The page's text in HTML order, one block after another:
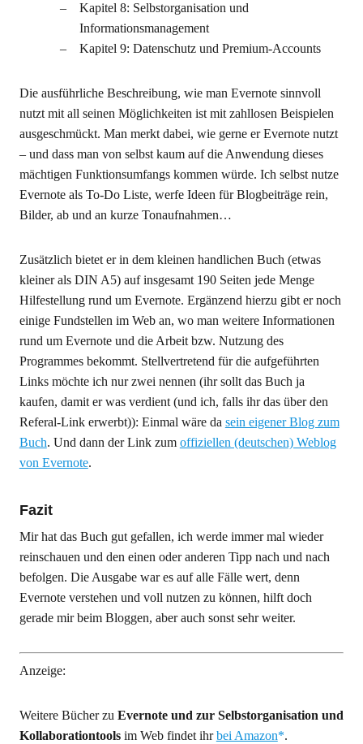
Kapitel 8: Selbstorganisation und
Informationsmanagement
Kapitel 9: Datenschutz und Premium-Accounts
Die ausführliche Beschreibung, wie man Evernote sinnvoll
nutzt mit all seinen Möglichkeiten ist mit zahllosen Beispielen
ausgeschmückt. Man merkt dabei, wie gerne er Evernote nutzt
– und dass man von selbst kaum auf die Anwendung dieses
mächtigen Funktionsumfangs kommen würde. Ich selbst nutze
Evernote als To-Do Liste, werfe Ideen für Blogbeiträge rein,
Bilder, ab und an kurze Tonaufnahmen…
Zusätzlich bietet er in dem kleinen handlichen Buch (etwas
kleiner als DIN A5) auf insgesamt 190 Seiten jede Menge
Hilfestellung rund um Evernote. Ergänzend hierzu gibt er noch
einige Fundstellen im Web an, wo man weitere Informationen
rund um Evernote und die Arbeit bzw. Nutzung des
Programmes bekommt. Stellvertretend für die aufgeführten
Links möchte ich nur zwei nennen (ihr sollt das Buch ja
kaufen, damit er was verdient (und ich, falls ihr das über den
Referal-Link erwerbt)): Einmal wäre da sein eigener Blog zum
Buch. Und dann der Link zum offiziellen (deutschen) Weblog
von Evernote.
Fazit
Mir hat das Buch gut gefallen, ich werde immer mal wieder
reinschauen und den einen oder anderen Tipp nach und nach
befolgen. Die Ausgabe war es auf alle Fälle wert, denn
Evernote verstehen und voll nutzen zu können, hilft doch
gerade mir beim Bloggen, aber auch sonst sehr weiter.
Anzeige:
Weitere Bücher zu Evernote und zur Selbstorganisation und
Kollaborationtoolsim Web findet ihrbei Amazon .